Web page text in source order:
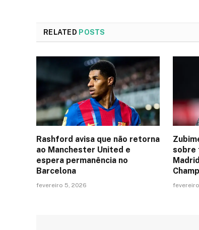
RELATED POSTS
Rashford avisa que não retorna
ao Manchester United e
espera permanência no
Barcelona
fevereiro 5, 2026
sobre